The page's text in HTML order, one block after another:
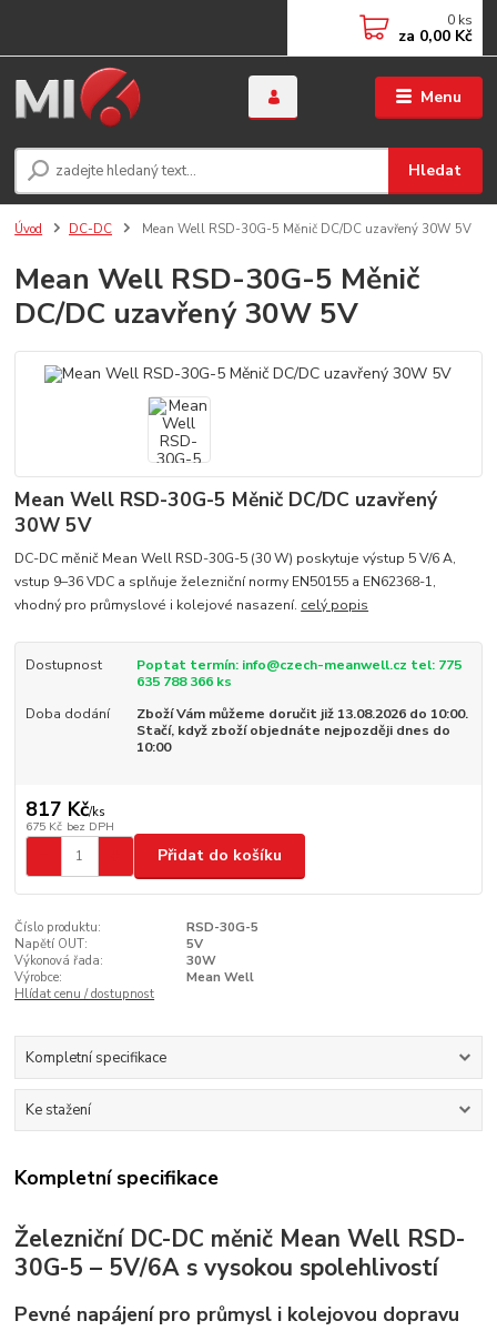
Menu
Hledat
0 ks
za 0,00 Kč
Úvod DC-DC Mean Well RSD-30G-5 Měnič DC/DC uzavřený 30W 5V
Mean Well RSD-30G-5 Měnič
DC/DC uzavřený 30W 5V
Mean Well RSD-30G-5 Měnič DC/DC uzavřený
30W 5V
DC-DC měnič Mean Well RSD-30G-5 (30 W) poskytuje výstup 5 V/6 A,
vstup 9–36 VDC a splňuje železniční normy EN50155 a EN62368-1,
vhodný pro průmyslové i kolejové nasazení. celý popis
Dostupnost
Poptat termín: info@czech-meanwell.cz tel: 775
635 788 366 ks
Doba dodání
Zboží Vám můžeme doručit již 13.08.2026 do 10:00.
Stačí, když zboží objednáte nejpozději dnes do
10:00
817 Kč/ks
675 Kč bez DPH
Přidat do košíku
Číslo produktu:
RSD-30G-5
Napětí OUT:
5V
Výkonová řada:
30W
Výrobce:
Mean Well
Hlídat cenu / dostupnost
Kompletní specifikace
Ke stažení
Kompletní specifikace
Železniční DC-DC měnič Mean Well RSD-
30G-5 – 5V/6A s vysokou spolehlivostí
Pevné napájení pro průmysl i kolejovou dopravu